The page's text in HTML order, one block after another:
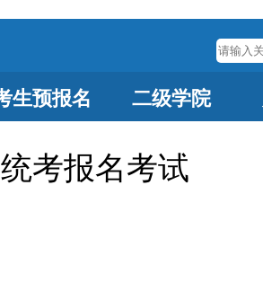
生预报名 二级学院
考报名考试